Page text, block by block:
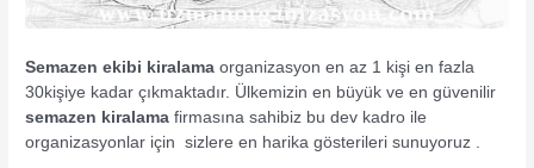
Semazen ekibi kiralama organizasyon en az 1 kişi en fazla
30kişiye kadar çıkmaktadır. Ülkemizin en büyük ve en güvenilir
semazen kiralama firmasına sahibiz bu dev kadro ile
organizasyonlar için sizlere en harika gösterileri sunuyoruz .